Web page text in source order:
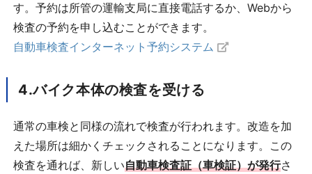
す。予約は所管の運輸支局に直接電話するか、Webから
検査の予約を申し込むことができます。
自動車検査インターネット予約システム
4.バイク本体の検査を受ける
通常の車検と同様の流れで検査が行われます。改造を加
えた場所は細かくチェックされることになります。この
検査を通れば、新しい自動車検査証（車検証）が発行さ